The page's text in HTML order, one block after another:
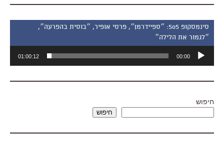
סינמסקופ 505: ״ספיידרמן״, פרסי אופיר, ״בוסית בהפרעה״,
״לגמור את הלילה״
אודיו
00:00
01:00:12
חיפוש
חיפוש